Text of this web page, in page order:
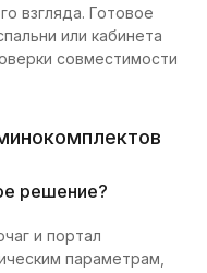
взгляда. Готовое
или кабинета
совместимости
решение?
и портал
параметрам,